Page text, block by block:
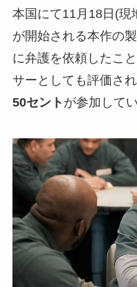
本国にて11月18日(現
が開始される本作の
に弁護を依頼したこ
サーとしても評価さ
50セント が参加してい